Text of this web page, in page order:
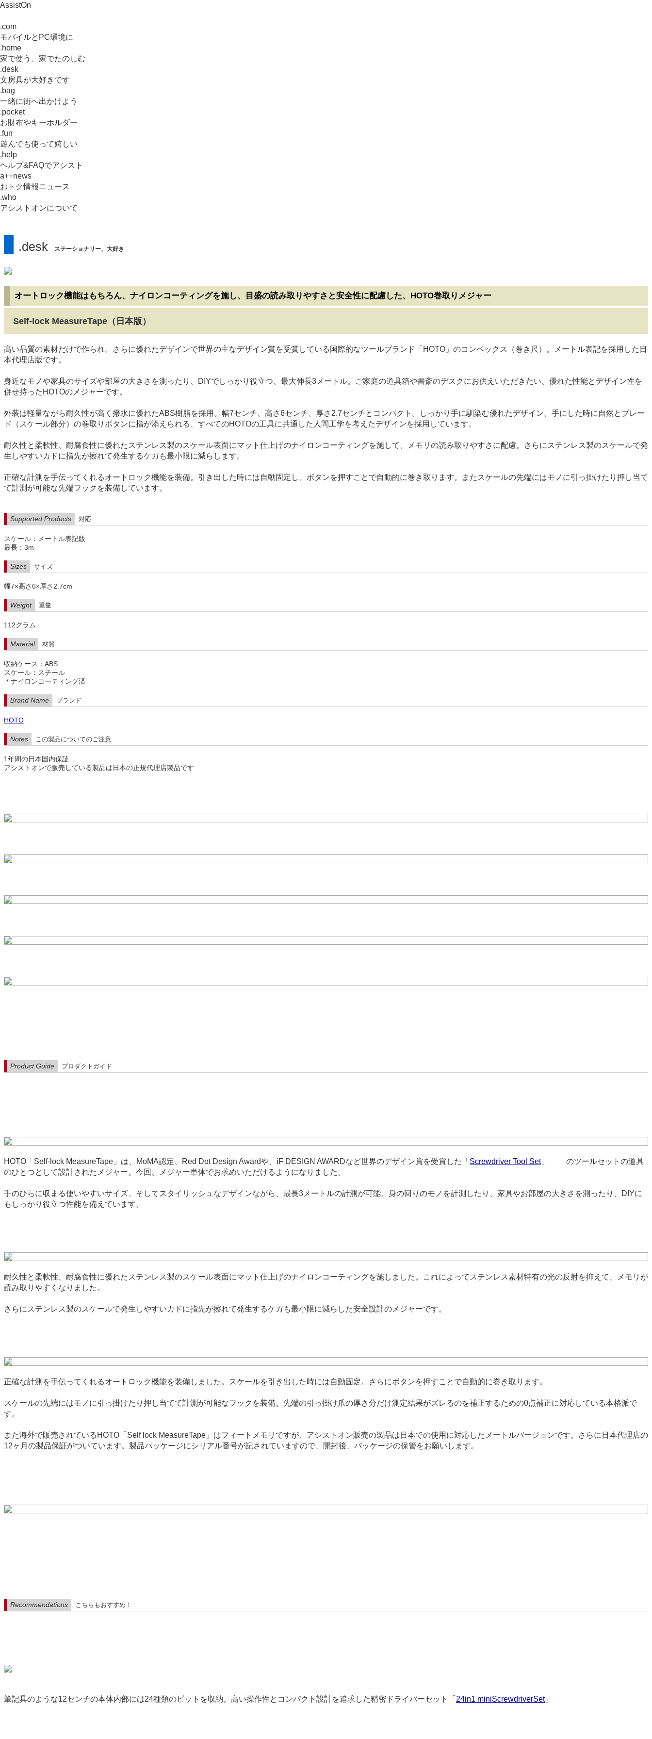
.desk ステーショナリー、大好き
オートロック機能はもちろん、ナイロンコーティングを施し、目盛の読み取りやすさと安全性に配慮した、HOTO巻取りメジャー
Self-lock MeasureTape（日本版）
高い品質の素材だけで作られ、さらに優れたデザインで世界の主なデザイン賞を受賞している国際的なツールブランド「HOTO」のコンベックス（巻き尺）。メートル表記を採用した日
本代理店版です。
身近なモノや家具のサイズや部屋の大きさを測ったり、DIYでしっかり役立つ、最大伸長3メートル。ご家庭の道具箱や書斎のデスクにお供えいただきたい、優れた性能とデザイン性を
併せ持ったHOTOのメジャーです。
外装は軽量ながら耐久性が高く撥水に優れたABS樹脂を採用。幅7センチ、高さ6センチ、厚さ2.7センチとコンパクト。しっかり手に馴染む優れたデザイン。手にした時に自然とブレー
ド（スケール部分）の巻取りボタンに指が添えられる、すべてのHOTOの工具に共通した人間工学を考えたデザインを採用しています。
耐久性と柔軟性、耐腐食性に優れたステンレス製のスケール表面にマット仕上げのナイロンコーティングを施して、メモリの読み取りやすさに配慮。さらにステンレス製のスケールで発
生しやすいカドに指先が擦れて発生するケガも最小限に減らします。
正確な計測を手伝ってくれるオートロック機能を装備。引き出した時には自動固定し、ボタンを押すことで自動的に巻き取ります。またスケールの先端にはモノに引っ掛けたり押し当て
て計測が可能な先端フックを装備しています。
Supported Products 対応
スケール：メートル表記版
最長：3m
Sizes サイズ
幅7×高さ6×厚さ2.7cm
Weight 重量
112グラム
Material 材質
収納ケース：ABS
スケール：スチール
＊ナイロンコーティング済
Brand Name ブランド
HOTO
Notes この製品についてのご注意
1年間の日本国内保証
アシストオンで販売している製品は日本の正規代理店製品です
Product Guide プロダクトガイド
HOTO「Self-lock MeasureTape」は、MoMA認定、Red Dot Design Awardや、iF DESIGN AWARDなど世界のデザイン賞を受賞した「 Screwdriver Tool Set」
のツールセットの道具
のひとつとして設計されたメジャー。今回、メジャー単体でお求めいただけるようになりました。
手のひらに収まる使いやすいサイズ、そしてスタイリッシュなデザインながら、最長3メートルの計測が可能。身の回りのモノを計測したり、家具やお部屋の大きさを測ったり、DIYに
もしっかり役立つ性能を備えています。
耐久性と柔軟性、耐腐食性に優れたステンレス製のスケール表面にマット仕上げのナイロンコーティングを施しました。これによってステンレス素材特有の光の反射を抑えて、メモリが
読み取りやすくなりました。
さらにステンレス製のスケールで発生しやすいカドに指先が擦れて発生するケガも最小限に減らした安全設計のメジャーです。
正確な計測を手伝ってくれるオートロック機能を装備しました。スケールを引き出した時には自動固定。さらにボタンを押すことで自動的に巻き取ります。
スケールの先端にはモノに引っ掛けたり押し当てて計測が可能なフックを装備。先端の引っ掛け爪の厚さ分だけ測定結果がズレるのを補正するための0点補正に対応している本格派で
す。
また海外で販売されているHOTO「Self lock MeasureTape」はフィートメモリですが、アシストオン販売の製品は日本での使用に対応したメートルバージョンです。さらに日本代理店の
12ヶ月の製品保証がついています。製品パッケージにシリアル番号が記されていますので、開封後、パッケージの保管をお願いします。
Recommendations こちらもおすすめ！
筆記具のような12センチの本体内部には24種類のビットを収納。高い操作性とコンパクト設計を追求した精密ドライバーセット「 24in1 miniScrewdriverSet」
AssistOn
.com
モバイルとPC環境に
.home
家で使う、家でたのしむ
.desk
文房具が大好きです
.bag
一緒に街へ出かけよう
.pocket
お財布やキーホルダー
.fun
遊んでも使って嬉しい
.help
ヘルプ&FAQでアシスト
a++news
おトク情報ニュース
.who
アシストオンについて